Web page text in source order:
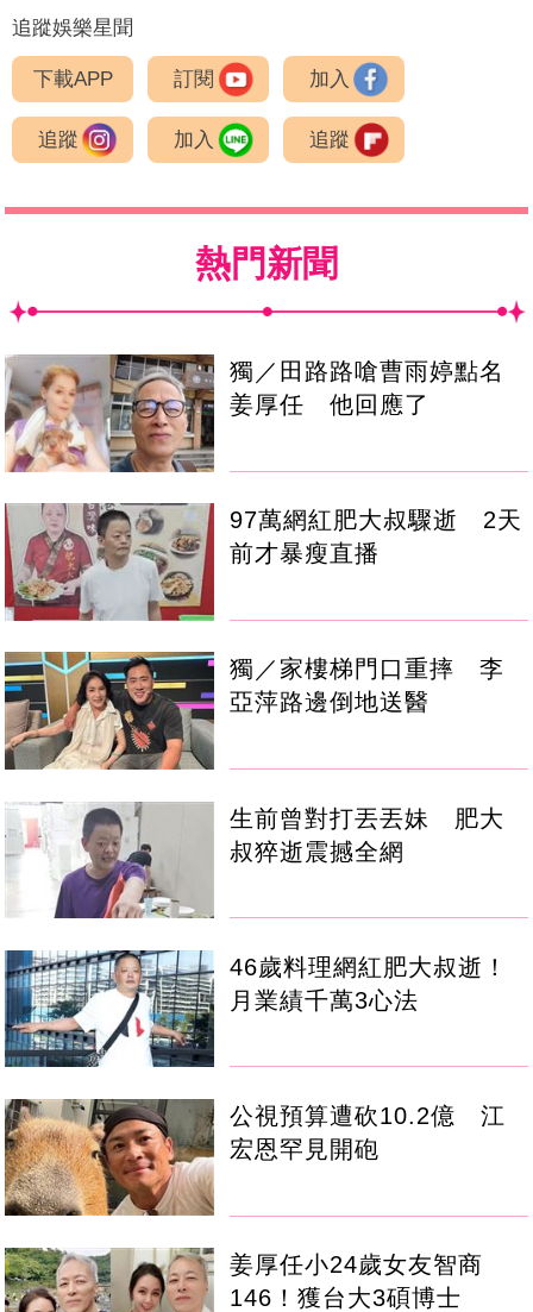
追蹤娛樂星聞
下載APP 訂閱 加入
追蹤 加入 追蹤
熱門新聞
獨／田路路嗆曹雨婷點名
姜厚任 他回應了
97萬網紅肥大叔驟逝 2天
前才暴瘦直播
獨／家樓梯門口重摔 李
亞萍路邊倒地送醫
生前曾對打丟丟妹 肥大
叔猝逝震撼全網
46歲料理網紅肥大叔逝！
月業績千萬3心法
公視預算遭砍10.2億 江
宏恩罕見開砲
姜厚任小24歲女友智商
146！獲台大3碩博士